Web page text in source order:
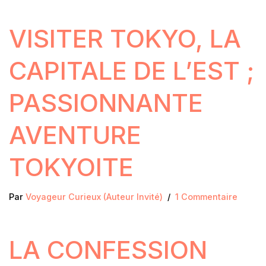
VISITER TOKYO, LA
CAPITALE DE L’EST ;
PASSIONNANTE
AVENTURE
TOKYOITE
Par Voyageur Curieux (Auteur Invité) 1 Commentaire
LA CONFESSION